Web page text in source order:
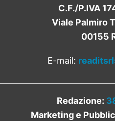
C.F./P.IVA
Viale Palmiro
00155
E-mail:
Redazione:
Marketing e